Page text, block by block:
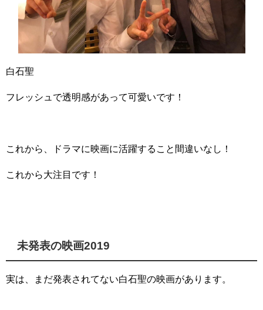
白石聖
フレッシュで透明感があって可愛いです！
これから、ドラマに映画に活躍すること間違いなし！
これから大注目です！
未発表の映画2019
実は、まだ発表されてない白石聖の映画があります。